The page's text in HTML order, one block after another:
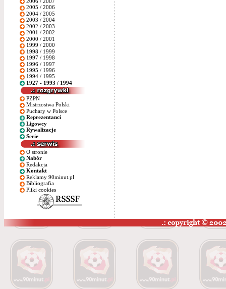
2005 / 2006
2004 / 2005
2003 / 2004
2002 / 2003
2001 / 2002
2000 / 2001
1999 / 2000
1998 / 1999
1997 / 1998
1996 / 1997
1995 / 1996
1994 / 1995
1927 - 1993 / 1994
PZPN
Mistrzostwa Polski
Puchary w Polsce
Reprezentanci
Ligowcy
Rywalizacje
Serie
O stronie
Nabór
Redakcja
Kontakt
Reklamy 90minut.pl
Bibliografia
Pliki cookies